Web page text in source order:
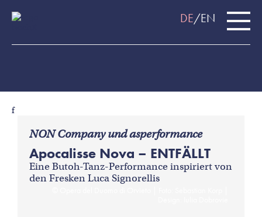
DE EN
f
NON Company und asperformance
Apocalisse Nova – ENTFÄLLT
Eine Butoh-Tanz-Performance inspiriert von
den Fresken Luca Signorellis